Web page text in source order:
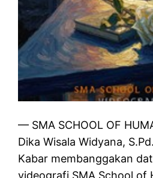
— SMA SCHOOL OF
Dika Wisala Widyana,
Kabar membanggakan
videografi SMA School of